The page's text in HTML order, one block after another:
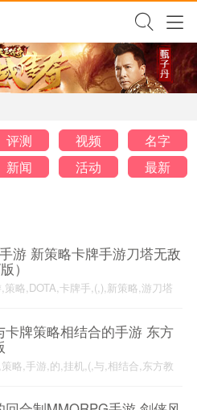
评测 视频
名字
新闻 活动 最新
游 新策略卡牌手游刀塔无敌
）
策略,DOTA,卡牌手,(,),新策略,游刀塔
卡牌策略相结合的手游 东方
略,手游,的,挂机,(,与,相结合,东方教